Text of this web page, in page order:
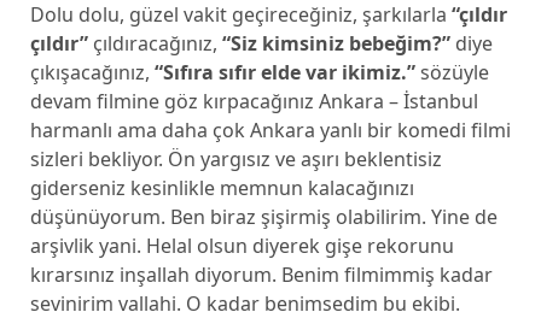
Dolu dolu, güzel vakit geçireceğiniz, şarkılarla “çıldır
çıldır”çıldıracağınız, “Siz kimsiniz bebeğim?”diye
çıkışacağınız, “Sıfıra sıfır elde var ikimiz.”sözüyle
devam filmine göz kırpacağınız Ankara – İstanbul
harmanlı ama daha çok Ankara yanlı bir komedi filmi
sizleri bekliyor. Ön yargısız ve aşırı beklentisiz
giderseniz kesinlikle memnun kalacağınızı
düşünüyorum. Ben biraz şişirmiş olabilirim. Yine de
arşivlik yani. Helal olsun diyerek gişe rekorunu
kırarsınız inşallah diyorum. Benim filmimmiş kadar
sevinirim vallahi. O kadar benimsedim bu ekibi.